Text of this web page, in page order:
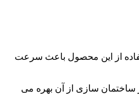
از این محصول باعث سرعت
ساختمان سازی از آن بهره می